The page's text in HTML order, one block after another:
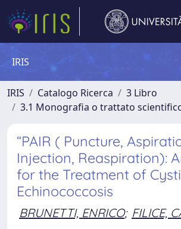
IRIS
IRIS Catalogo Ricerca
3 Libro
3.1 Monografia o trattato
“PAIR ( Puncture,
Injection, Reaspiration):
for the Treatment of
Echinococcosis
BRUNETTI, ENRICO; FILICE,